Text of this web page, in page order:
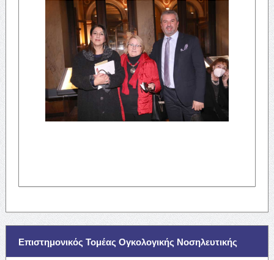
Επιστημονικός Τομέας Ογκολογικής Νοσηλευτικής